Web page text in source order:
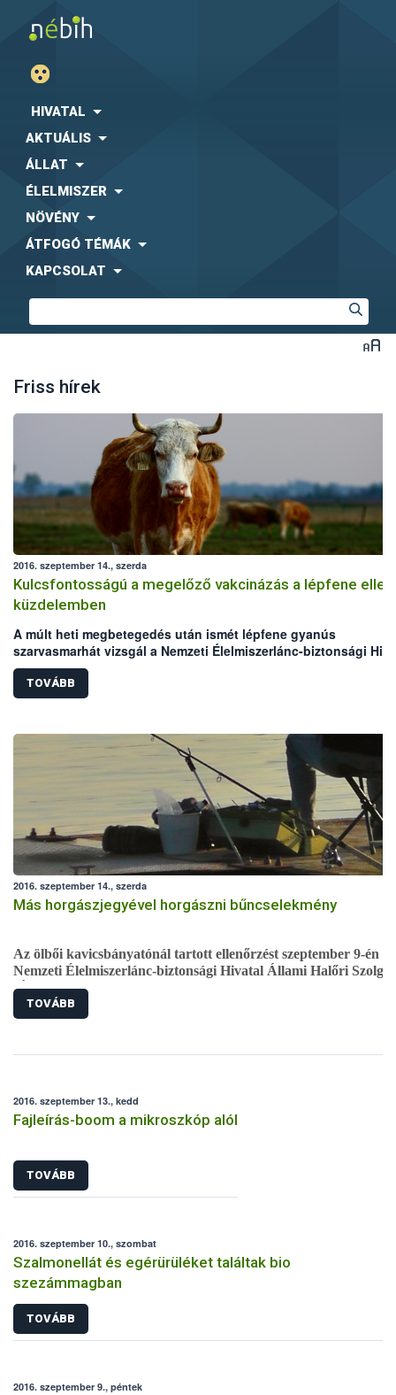
HIVATAL
AKTUÁLIS
ÁLLAT
ÉLELMISZER
NÖVÉNY
ÁTFOGÓ TÉMÁK
KAPCSOLAT
Friss hírek
2016. szeptember 14., szerda
Kulcsfontosságú a megelőző vakcinázás a lépfene elleni
küzdelemben
A múlt heti megbetegedés után ismét lépfene gyanús
szarvasmarhát vizsgál a Nemzeti Élelmiszerlánc-biztonsági
(NÉBIH) laboratóriuma. Mindkét eset Békés megyei, legelőn
szarvasmarha állományokat érint. Bár az elmúlt években
állategészségügyi intézkedéseknek köszönhetően
azonban a hazai kérődző állomány védelme érdekében
kiemelten fontos a körültekintő gondoskodás és a megelőzést
szolgáló vakcinázás az állattartók részéről.
TOVÁBB
2016. szeptember 14., szerda
Más horgászjegyével horgászni bűncselekmény
Az ölbői kavicsbányatónál tartott ellenőrzést szeptember 9-én a
Nemzeti Élelmiszerlánc-biztonsági Hivatal Állami Halőri
(ÁHSZ). A vizsgálat során egy horgászról kiderült, hogy hamis
papírokkal horgászik, ezért a rendőrség okirat hamisításért
előállította.
TOVÁBB
2016. szeptember 13., kedd
Fajleírás-boom a mikroszkóp alól
TOVÁBB
2016. szeptember 10., szombat
Szalmonellát és egérürüléket találtak bio
szezámmagban
TOVÁBB
2016. szeptember 9., péntek